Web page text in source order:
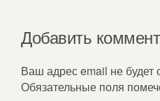
Добавить
Ваш адрес email не будет
Обязательные поля